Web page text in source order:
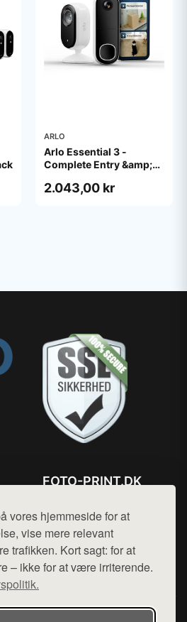
vores hjemmeside for at
vise mere relevant
trafikken. Kort sagt: for at
– ikke for at være irriterende.
ARLO
Arlo Essential 3 -
Complete Entry &amp;
network surveillance
2.043,00 kr
FOTO-PRINT.DK
Mail: hej@want.dk
Cookie- og privatlivspolitik